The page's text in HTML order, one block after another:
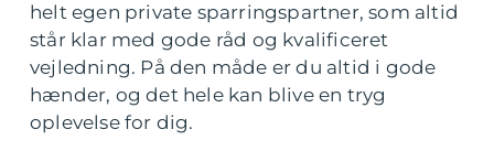
helt egen private sparringspartner, som altid
står klar med gode råd og kvalificeret
vejledning. På den måde er du altid i gode
hænder, og det hele kan blive en tryg
oplevelse for dig.